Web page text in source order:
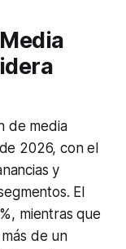
de media
2026, con el
y
El
mientras que
de un